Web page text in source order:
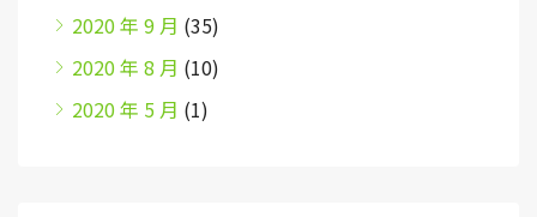
2020 年 9 月 (35)
2020 年 8 月 (10)
2020 年 5 月 (1)